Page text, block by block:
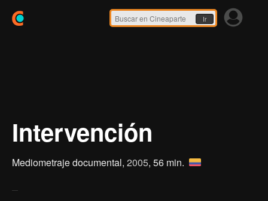
Ir
Intervención
Mediometraje documental, 2005, 56 min.